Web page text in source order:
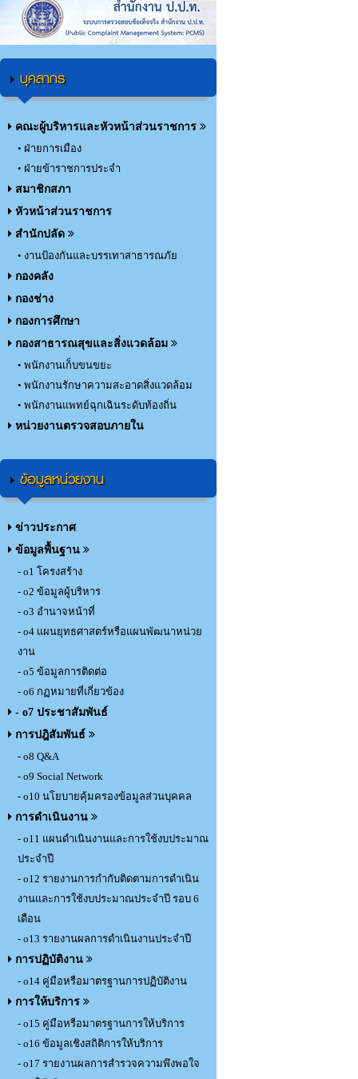
บุคลากร
คณะผู้บริหารและหัวหน้าส่วนราชการ
• ฝ่ายการเมือง
• ฝ่ายข้าราชการประจำ
สมาชิกสภา
หัวหน้าส่วนราชการ
สำนักปลัด
• งานป้องกันและบรรเทาสาธารณภัย
กองคลัง
กองช่าง
กองการศึกษา
กองสาธารณสุขและสิ่งแวดล้อม
• พนักงานเก็บขนขยะ
• พนักงานรักษาความสะอาดสิ่งแวดล้อม
• พนักงานแพทย์ฉุกเฉินระดับท้องถิ่น
หน่วยงานตรวจสอบภายใน
ข้อมูลหน่วยงาน
ข่าวประกาศ
ข้อมูลพื้นฐาน
- o1 โครงสร้าง
- o2 ข้อมูลผู้บริหาร
- o3 อำนาจหน้าที่
- o4 แผนยุทธศาสตร์หรือแผนพัฒนาหน่วย
งาน
- o5 ข้อมูลการติดต่อ
- o6 กฏหมายที่เกี่ยวข้อง
- o7 ประชาสัมพันธ์
การปฎิสัมพันธ์
- o8 Q&A
- o9 Social Network
- o10 นโยบายคุ้มครองข้อมูลส่วนบุคคล
การดำเนินงาน
- o11 แผนดำเนินงานและการใช้งบประมาณ
ประจำปี
- o12 รายงานการกำกับติดตามการดำเนิน
งานและการใช้งบประมาณประจำปี รอบ 6
เดือน
- o13 รายงานผลการดำเนินงานประจำปี
การปฏิบัติงาน
- o14 คู่มือหรือมาตรฐานการปฏิบัติงาน
การให้บริการ
- o15 คู่มือหรือมาตรฐานการให้บริการ
- o16 ข้อมูลเชิงสถิติการให้บริการ
- o17 รายงานผลการสำรวจความพึงพอใจ